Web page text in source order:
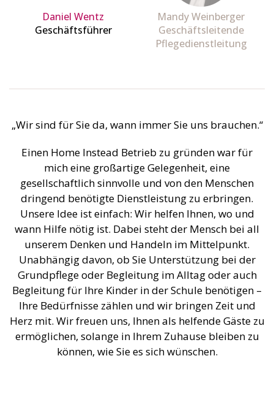
Daniel Wentz
Geschäftsführer
Mandy Weinberger
Geschäftsleitende
Pflegedienstleitung
„Wir sind für Sie da, wann immer Sie uns brauchen.“
Einen Home Instead Betrieb zu gründen war für
mich eine großartige Gelegenheit, eine
gesellschaftlich sinnvolle und von den Menschen
dringend benötigte Dienstleistung zu erbringen.
Unsere Idee ist einfach: Wir helfen Ihnen, wo und
wann Hilfe nötig ist. Dabei steht der Mensch bei all
unserem Denken und Handeln im Mittelpunkt.
Unabhängig davon, ob Sie Unterstützung bei der
Grundpflege oder Begleitung im Alltag oder auch
Begleitung für Ihre Kinder in der Schule benötigen –
Ihre Bedürfnisse zählen und wir bringen Zeit und
Herz mit. Wir freuen uns, Ihnen als helfende Gäste zu
ermöglichen, solange in Ihrem Zuhause bleiben zu
können, wie Sie es sich wünschen.